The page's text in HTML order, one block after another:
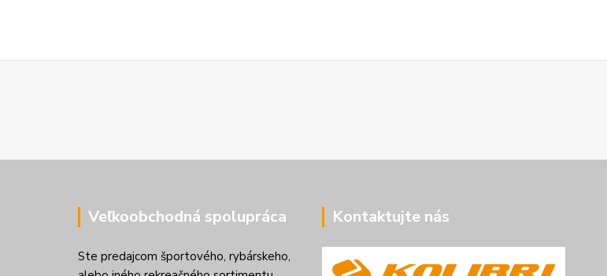
Veľkoobchodná spolupráca
Ste predajcom športového, rybárskeho,
Kontaktujte nás